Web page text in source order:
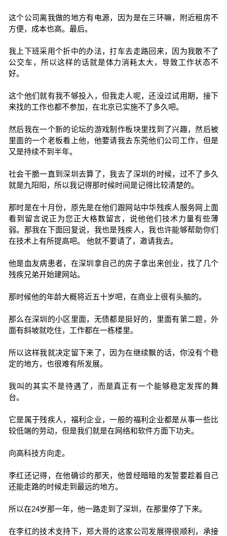
这个公司离我做的地方有电源，因为是在三环嘛，附近租房不
方便，成本也高。最后。
我上下班采用个折中的办法，打车去走路回来，因为我散不了
公交车，所以这样的话就是体力消耗太大，导致工作状态不
好。
这个他们就有我不够投入，但我走人呢，还没过试用期，接下
来找的工作也都不参加，在北京已实施不了多久吧。
然后我在一个新的论坛的游戏制作板块里找到了兴趣，然后被
里面的一个老板看上他，他要请我去东莞他们公司工作，但是
又是持续不到半年。
社会干脆一直到深圳去算了，我去了深圳的时候，过不了多久
就是九阳阳，所以我记得那时候时间是记得比较清楚的。
那时是在十月份，原先是在他们跟网站中华残疾人服务网上面
看到留言说正为您正大格数留言，说他他们技术力量有些薄
弱。那我在下面回复说，我也是残疾人，我也许能够帮助你们
在技术上有所提高吧。 他就不要请了，邀请我去。
他是血友病患者，在深圳拿自己的房子拿出来创业，找了几个
残疾兄弟开始建网站。
那时候他的年龄大概将近五十岁吧，在商业上很有头脑的。
那么在深圳的小区里面，无债都是挺好的，里面有第二题，外
面有斜坡就吃住，工作都在一栋楼里。
所以这样我就决定留下来了，因为在继续飘的话，你没有个稳
定的地方，也很难有所发展。
我叫的其实不是待遇了，而是真正有一个能够稳定发挥的舞
台。
它是属于残疾人，福利企业，一般的福利企业都是从事一些比
较低端的劳动，但是我们就是在网络和软件方面下功夫。
向高科技方向走。
李红还记得，在他确诊的那天，他曾经暗暗的发誓要趁着自己
还能走路的时候走到最远的地方。
所以在24岁那一年，他一路走到了深圳，在那里停了下来。
在李红的技术支持下，郑大哥的这家公司发展得很顺利，承接